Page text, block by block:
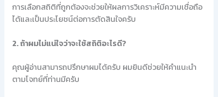
การเลือกสถิติที่ถูกต้องจะช่วยให้ผลการวิเคราะห์มีความเชื่อถือ
ได้และเป็นประโยชน์ต่อการตัดสินใจครับ
2. ถ้าผมไม่แน่ใจว่าจะใช้สถิติอะไรดี?
คุณผู้อ่านสามารถปรึกษาผมได้ครับ ผมยินดีช่วยให้คำแนะนำ
ตามโจทย์ที่ท่านมีครับ